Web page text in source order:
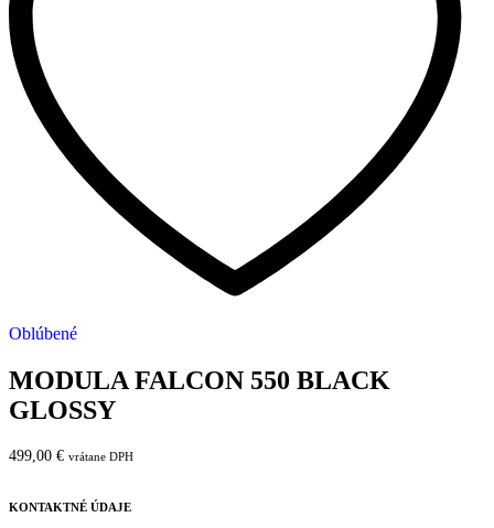
Oblúbené
MODULA FALCON 550 BLACK
GLOSSY
499,00 € vrátane DPH
KONTAKTNÉ ÚDAJE